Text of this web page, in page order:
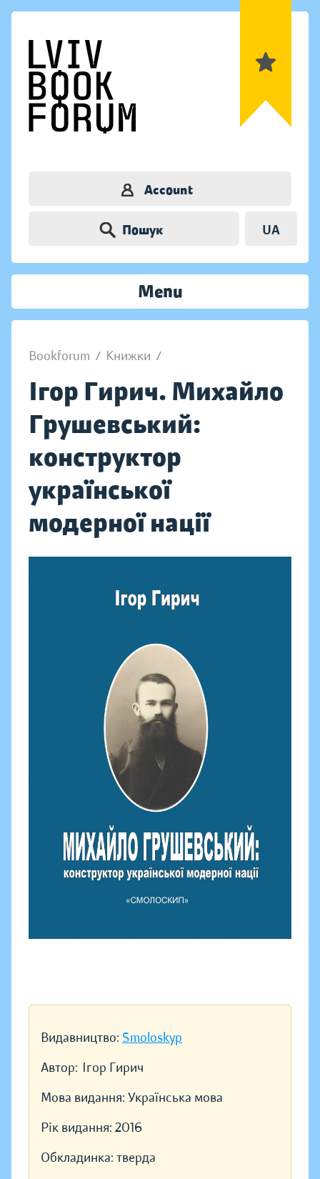
Account
Пошук UA
Menu
Bookforum / Книжки /
Ігор Гирич. Михайло
Грушевський:
конструктор
української
модерної нації
Видавництво: Smoloskyp
Автор: Ігор Гирич
Мова видання: Українська мова
Рік видання: 2016
Обкладинка: тверда